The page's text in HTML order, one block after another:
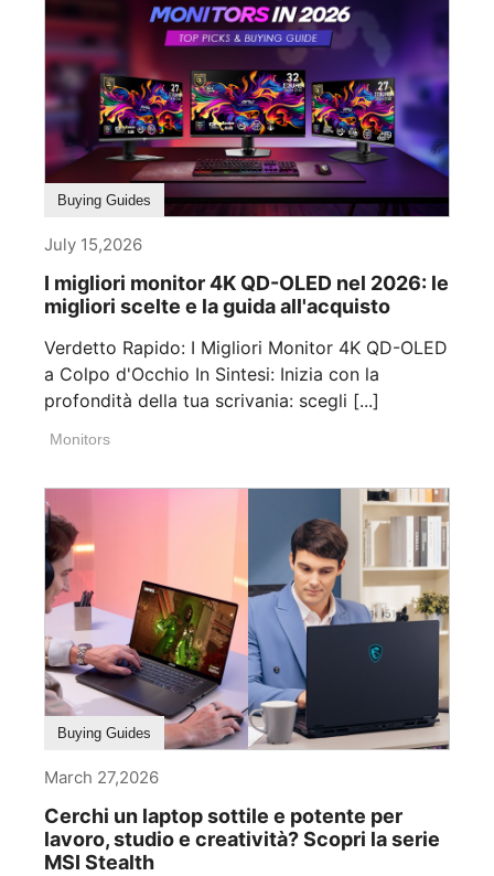
Buying Guides
July 15,2026
I migliori monitor 4K QD-OLED nel 2026: le
migliori scelte e la guida all'acquisto
Verdetto Rapido: I Migliori Monitor 4K QD-OLED
a Colpo d'Occhio In Sintesi: Inizia con la
profondità della tua scrivania: scegli [...]
Monitors
Buying Guides
March 27,2026
Cerchi un laptop sottile e potente per
lavoro, studio e creatività? Scopri la serie
MSI Stealth